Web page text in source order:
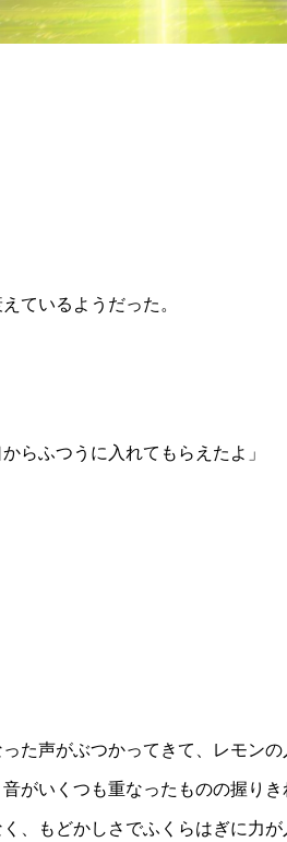
ているようだった。
らふつうに入れてもらえたよ」
た声がぶつかってきて、レモン
がいくつも重なったものの握り
、もどかしさでふくらはぎに力が